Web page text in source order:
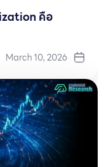
คือ
March 10, 2026